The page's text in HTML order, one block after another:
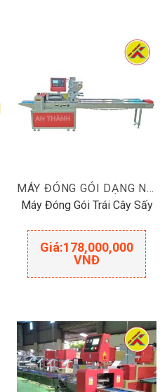
MÁY ĐÓNG GÓI DẠNG NẰM
Máy Đóng Gói Trái Cây Sấy
Giá:178,000,000
VNĐ